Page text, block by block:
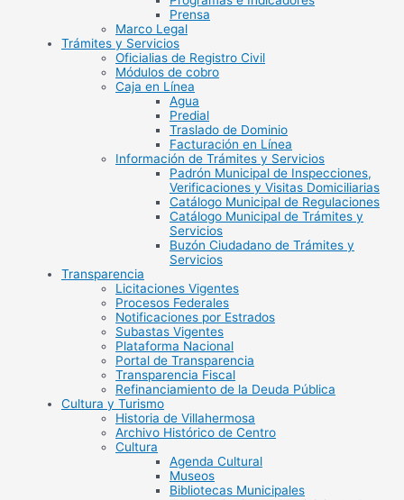
Prensa
Marco Legal
Trámites y Servicios
Oficialias de Registro Civil
Módulos de cobro
Caja en Línea
Agua
Predial
Traslado de Dominio
Facturación en Línea
Información de Trámites y Servicios
Padrón Municipal de Inspecciones,
Verificaciones y Visitas Domiciliarias
Catálogo Municipal de Regulaciones
Catálogo Municipal de Trámites y
Servicios
Buzón Ciudadano de Trámites y
Servicios
Transparencia
Licitaciones Vigentes
Procesos Federales
Notificaciones por Estrados
Subastas Vigentes
Plataforma Nacional
Portal de Transparencia
Transparencia Fiscal
Refinanciamiento de la Deuda Pública
Cultura y Turismo
Historia de Villahermosa
Archivo Histórico de Centro
Cultura
Agenda Cultural
Museos
Bibliotecas Municipales